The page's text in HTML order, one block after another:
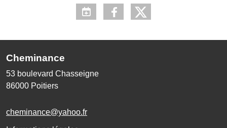
Cheminance
53 boulevard Chasseigne
86000 Poitiers
cheminance@yahoo.fr